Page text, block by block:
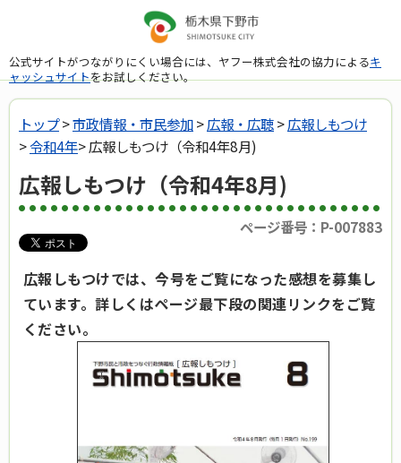
公式サイトがつながりにくい場合には、ヤフー株式会社の協力によるキ
ャッシュサイトをお試しください。
トップ>市政情報・市民参加>広報・広聴>広報しもつけ
>令和4年> 広報しもつけ（令和4年8月)
広報しもつけ（令和4年8月)
ページ番号：P-007883
広報しもつけでは、今号をご覧になった感想を募集し
ています。詳しくはページ最下段の関連リンクをご覧
ください。